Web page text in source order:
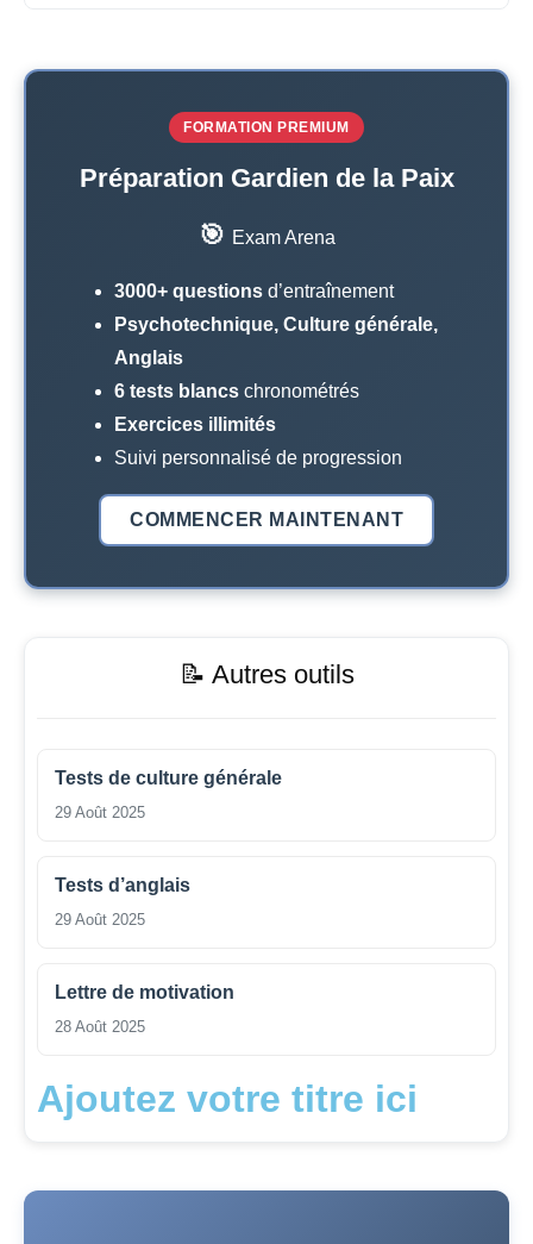
FORMATION PREMIUM
Préparation Gardien de la Paix
🎯 Exam Arena
3000+ questions d’entraînement
Psychotechnique, Culture générale,
Anglais
6 tests blancs chronométrés
Exercices illimités
Suivi personnalisé de progression
COMMENCER MAINTENANT
📝 Autres outils
Tests de culture générale
29 Août 2025
Tests d’anglais
29 Août 2025
Lettre de motivation
28 Août 2025
Ajoutez votre titre ici